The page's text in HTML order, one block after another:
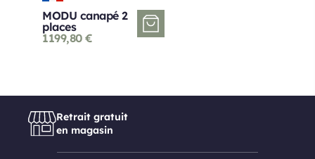
MODU canapé 2
places
1199,80 €
Retrait gratuit
en magasin